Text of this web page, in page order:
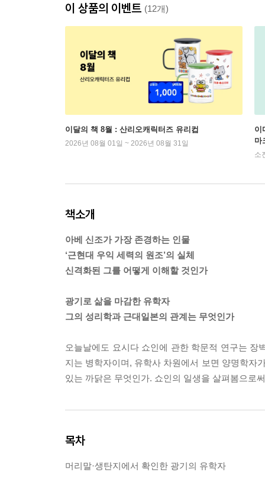
이 상품의 이벤트 (12개)
이달의 책 8월 : 산리오캐릭터즈 유리컵
2026년 08월 01일 ~ 2026년 08월 31일
이
마
소
책소개
아베 신조가 가장 존경하는 인물
‘근현대 우익 세력의 원조’의 실체
신격화된 그를 어떻게 이해할 것인가
광기로 삶을 마감한 유학자
그의 성리학과 근대일본의 관계는 무엇인가
오늘날에도 요시다 쇼인에 관한 학문적 연구는
지는 병학자이며, 유학사 차원에서 보면 양명학자
있는 까닭은 무엇인가. 쇼인의 일생을 살펴봄으로
목차
머리말·생탄지에서 확인한 광기의 유학자